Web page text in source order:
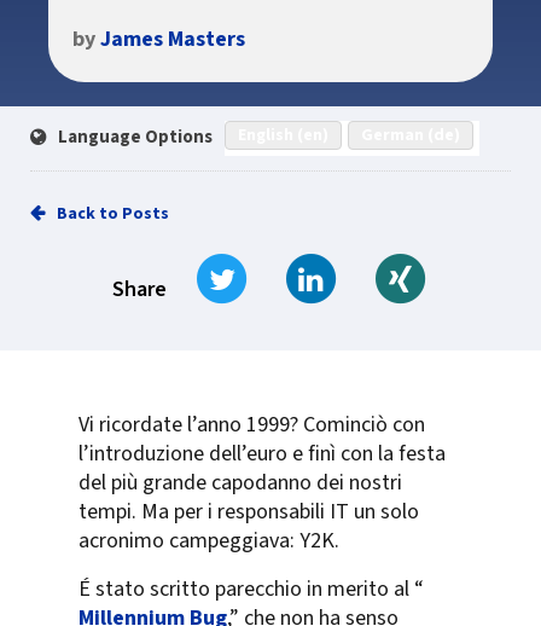
byJames Masters
Language Options
Back to Posts
Share
Tweet Share on LinkedIn
Vi ricordate l’anno 1999? Cominciò con
l’introduzione dell’euro e finì con la festa
del più grande capodanno dei nostri
tempi. Ma per i responsabili IT un solo
acronimo campeggiava: Y2K.
É stato scritto parecchio in merito al “
Millennium Bug,” che non ha senso